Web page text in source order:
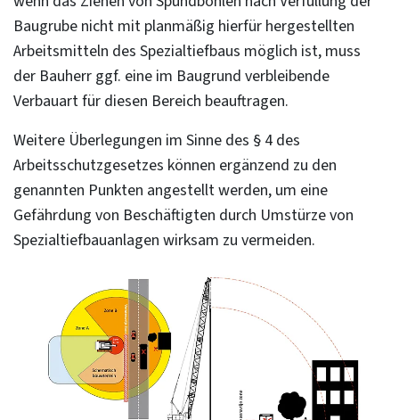
oder können diese durch ausgeschriebene
Maßnahmen eliminiert werden?
Baugrube nicht mit planmäßig hierfür hergestellten
Arbeitsmitteln des Spezialtiefbaus möglich ist, muss
der Bauherr ggf. eine im Baugrund verbleibende
Verbauart für diesen Bereich beauftragen.
Weitere Überlegungen im Sinne des § 4 des
Arbeitsschutzgesetzes können ergänzend zu den
genannten Punkten angestellt werden, um eine
Gefährdung von Beschäftigten durch Umstürze von
Spezialtiefbauanlagen wirksam zu vermeiden.